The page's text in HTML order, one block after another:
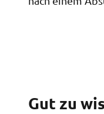
Gut zu